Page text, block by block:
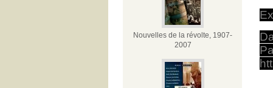
Nouvelles de la révolte, 1907-
2007